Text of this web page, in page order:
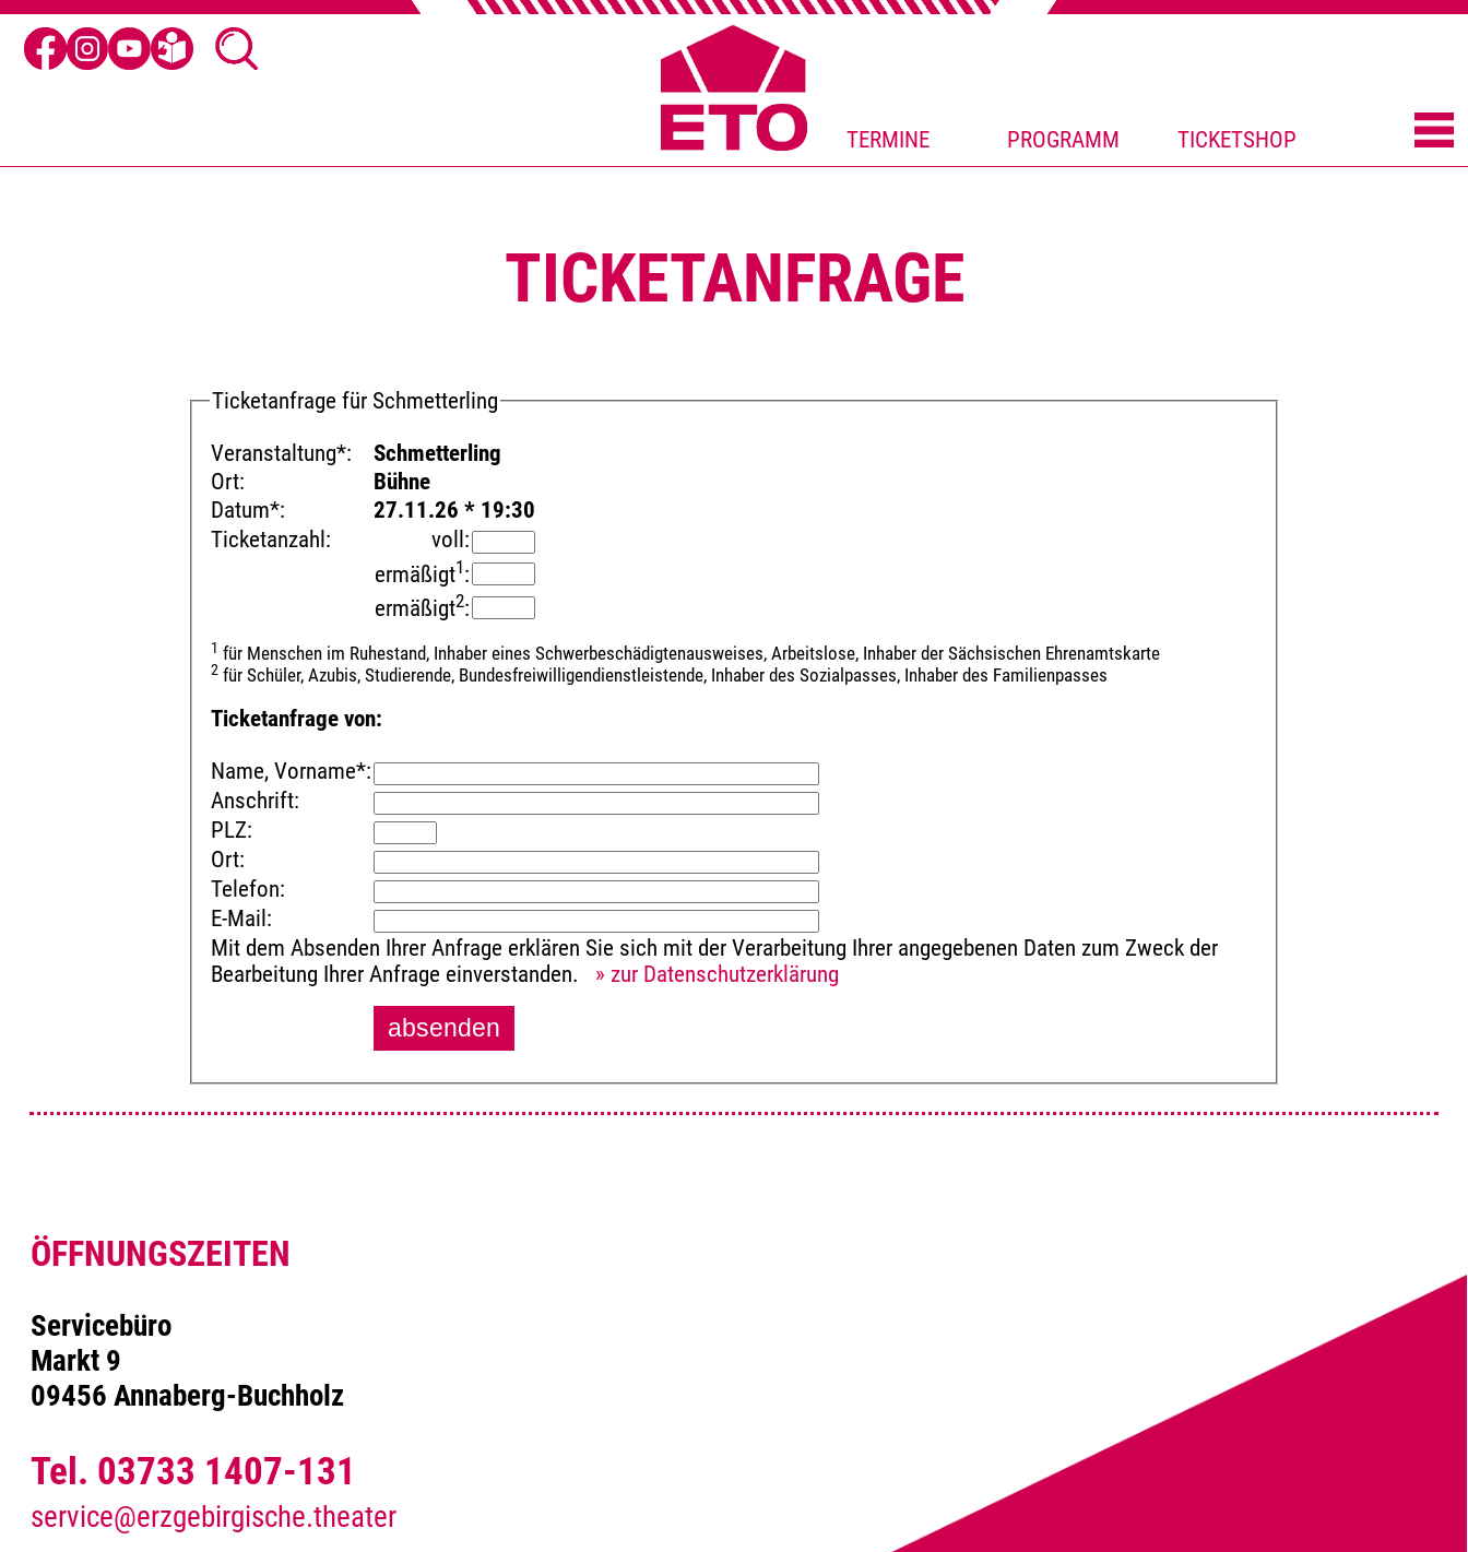
TERMINE PROGRAMM TICKETSHOP
TICKETANFRAGE
Ticketanfrage für Schmetterling
Veranstaltung*:
Schmetterling
Ort:
Bühne
Datum*:
27.11.26 * 19:30
Ticketanzahl:
voll:
ermäßigt1:
ermäßigt2:
1 für Menschen im Ruhestand, Inhaber eines Schwerbeschädigtenausweises, Arbeitslose, Inhaber der Sächsischen Ehrenamtskarte
2für Schüler, Azubis, Studierende, Bundesfreiwilligendienstleistende, Inhaber des Sozialpasses, Inhaber des Familienpasses
Ticketanfrage von:
Name, Vorname*:
Anschrift:
PLZ:
Ort:
Telefon:
E-Mail:
Mit dem Absenden Ihrer Anfrage erklären Sie sich mit der Verarbeitung Ihrer angegebenen Daten zum Zweck der
Bearbeitung Ihrer Anfrage einverstanden. » zur Datenschutzerklärung
ÖFFNUNGSZEITEN
Servicebüro
Markt 9
09456 Annaberg-Buchholz
Tel. 03733 1407-131
service@erzgebirgische.theater